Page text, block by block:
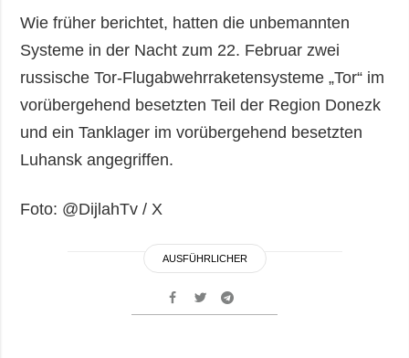
Wie früher berichtet, hatten die unbemannten
Systeme in der Nacht zum 22. Februar zwei
russische Tor-Flugabwehrraketensysteme „Tor“ im
vorübergehend besetzten Teil der Region Donezk
und ein Tanklager im vorübergehend besetzten
Luhansk angegriffen.
Foto: @DijlahTv / X
AUSFÜHRLICHER